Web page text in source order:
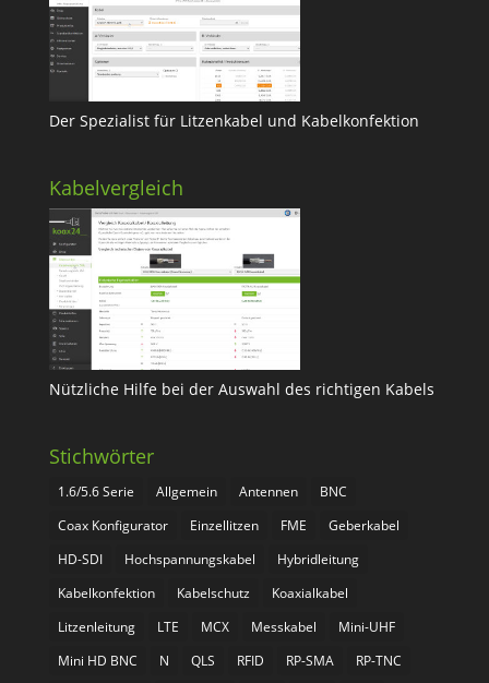
Der Spezialist für Litzenkabel und Kabelkonfektion
Kabelvergleich
Nützliche Hilfe bei der Auswahl des richtigen Kabels
Stichwörter
1.6/5.6 Serie Allgemein Antennen
BNC
Coax Konfigurator
Einzellitzen FME
Geberkabel
HD-SDI
Hochspannungskabel
Hybridleitung
Kabelkonfektion
Kabelschutz
Koaxialkabel
Litzenleitung
LTE MCX Messkabel
Mini-UHF
Mini HD BNC
N QLS RFID RP-SMA RP-TNC